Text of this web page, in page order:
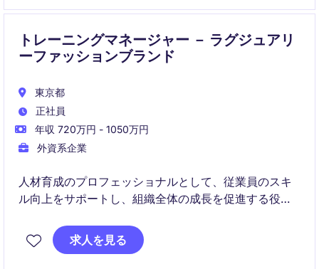
トレーニングマネージャー － ラグジュアリ
ーファッションブランド
東京都
正社員
年収 720万円 - 1050万円
外資系企業
人材育成のプロフェッショナルとして、従業員のスキ
ル向上をサポートし、組織全体の成長を促進する役割
通じて、企業の目標達成に貢献していただけるポジシ
ョンです。
求人を見る